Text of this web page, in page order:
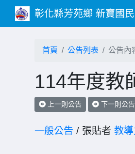
彰化縣芳苑鄉 新寶國
首頁 公告列表 公告內
114年度教
上一則公告 下一則公告
一般公告 / 張貼者 教